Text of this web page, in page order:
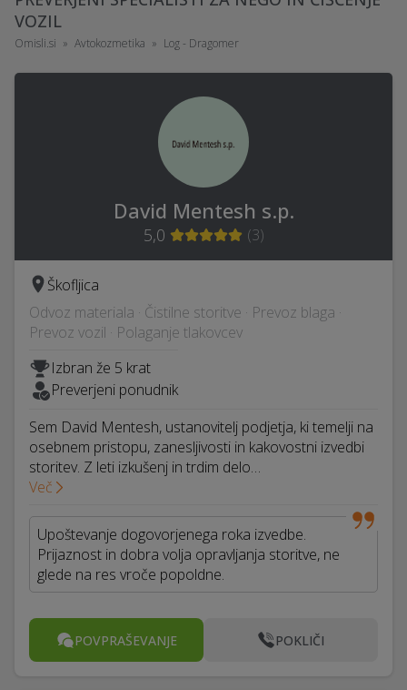
VOZIL
Omisli.si Avtokozmetika Log - Dragomer
David Mentesh s.p.
5,0 (3)
Škofljica
Odvoz materiala · Čistilne storitve · Prevoz blaga ·
Prevoz vozil · Polaganje tlakovcev
Izbran že 5 krat
Preverjeni ponudnik
Sem David Mentesh, ustanovitelj podjetja, ki temelji na
osebnem pristopu, zanesljivosti in kakovostni izvedbi
storitev. Z leti izkušenj in trdim delo…
Več
Upoštevanje dogovorjenega roka izvedbe.
Prijaznost in dobra volja opravljanja storitve, ne
glede na res vroče popoldne.
POVPRAŠEVANJE POKLIČI